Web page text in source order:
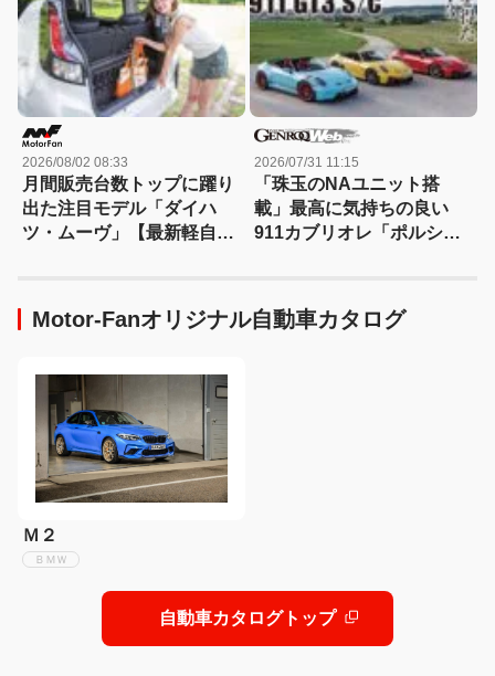
2026/08/02 08:33
月間販売台数トップに躍り
出た注目モデル「ダイハ
ツ・ムーヴ」【最新軽自動
2026/07/31 11:15
「珠玉のNAユニット搭
載」最高に気持ちの良い
911カブリオレ「ポルシェ
Motor-Fanオリジナル自動車カタログ
Ｍ２
ＢＭＷ
自動車カタログトップ